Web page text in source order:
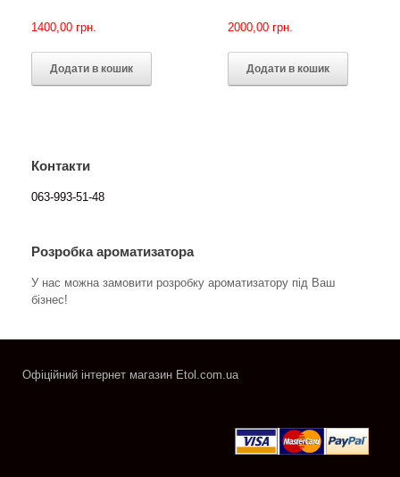
1400,00 грн.
Додати в кошик
2000,00грн.
Додати в кошик
Контакти
063-993-51-48
Розробка ароматизатора
У нас можна замовити розробку ароматизатору під Ваш
бізнес!
Офіційний інтернет магазин Etol.com.ua